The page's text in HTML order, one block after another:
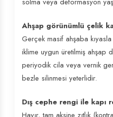
Ahşap görünümlü çelik
Gerçek masif ahşaba
iklime uygun üretilmiş ahşap
periyodik cila veya vernik
bezle silinmesi yeterlidir.
Dış cephe rengi ile kapı